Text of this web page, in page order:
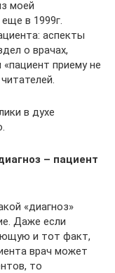
моей
в 1999г.
аспекты
о врачах,
приему не
в духе
– пациент
«диагноз»
Даже если
и тот факт,
врач может
то